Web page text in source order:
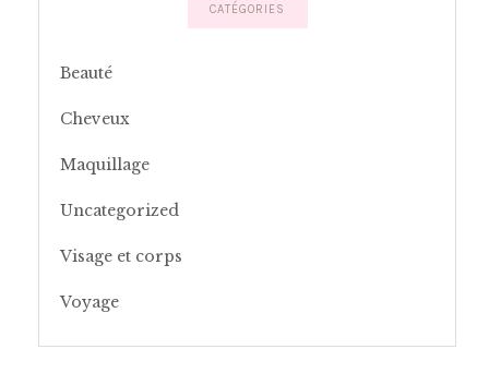
CATÉGORIES
Beauté
Cheveux
Maquillage
Uncategorized
Visage et corps
Voyage